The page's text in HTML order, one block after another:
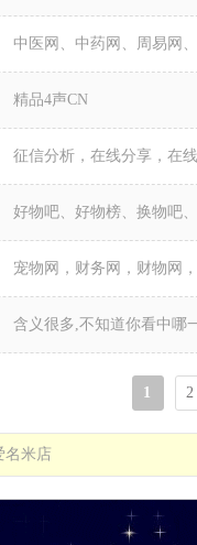
中医网、中药网、周易网
精品4声CN
征信分析，在线分享，在
好物吧、好物榜、换物吧
宠物网，财务网，财物网
含义很多,不知道你看中哪
1 2
名米店